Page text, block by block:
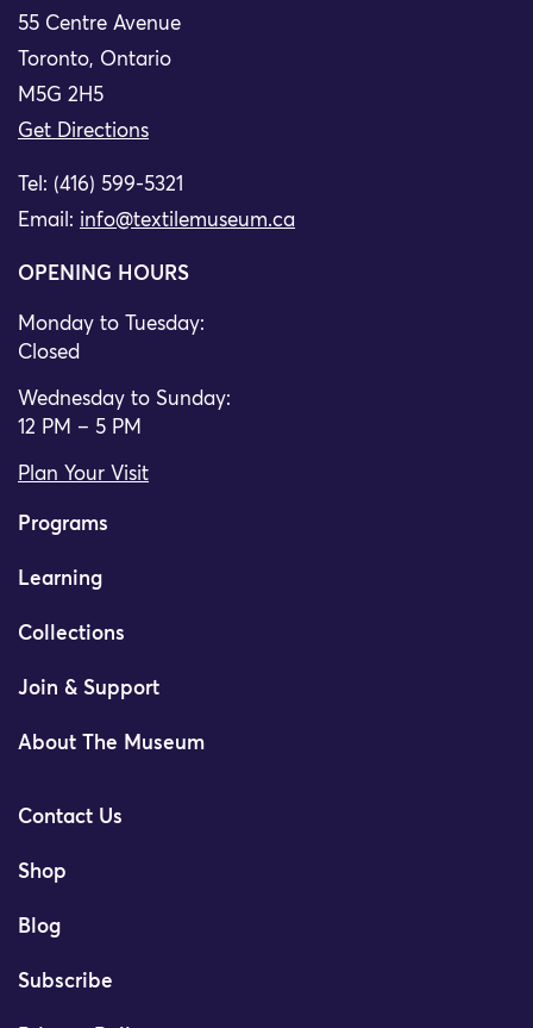
55 Centre Avenue
Toronto, Ontario
M5G 2H5
Get Directions
Tel: (416) 599-5321
Email: info@textilemuseum.ca
OPENING HOURS
Monday to Tuesday:
Closed
Wednesday to Sunday:
12 PM – 5 PM
Plan Your Visit
Programs
Learning
Collections
Join & Support
About The Museum
Contact Us
Shop
Blog
Subscribe